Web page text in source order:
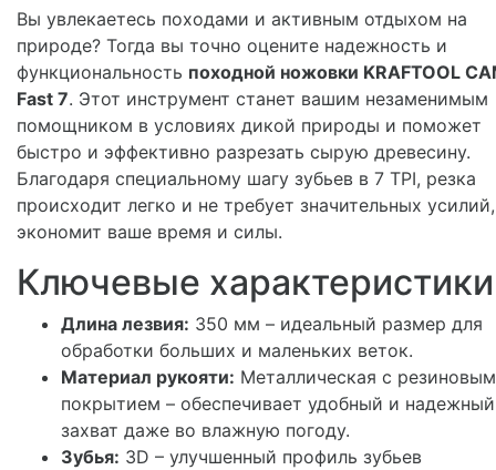
Вы увлекаетесь походами и активным отдыхом на
природе? Тогда вы точно оцените надежность и
функциональность походной ножовки KRAFTOOL
Fast 7. Этот инструмент станет вашим незаменимым
помощником в условиях дикой природы и поможет
быстро и эффективно разрезать сырую древесину.
Благодаря специальному шагу зубьев в 7 TPI, резка
происходит легко и не требует значительных
экономит ваше время и силы.
Ключевые
Длина лезвия: 350 мм – идеальный размер для
обработки больших и маленьких веток.
Материал рукояти: Металлическая с резиновым
покрытием – обеспечивает удобный и надежный
захват даже во влажную погоду.
Зубья: 3D – улучшенный профиль зубьев